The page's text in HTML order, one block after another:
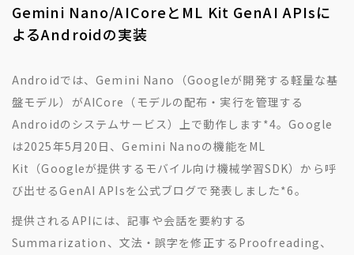
Gemini Nano/AICoreとML Kit GenAI APIsに
よるAndroidの実装
Androidでは、Gemini Nano（Googleが開発する軽量な基
盤モデル）がAICore（モデルの配布・実行を管理する
Androidのシステムサービス）上で動作します*4。Google
は2025年5月20日、Gemini Nanoの機能をML
Kit（Googleが提供するモバイル向け機械学習SDK）から呼
び出せるGenAI APIsを公式ブログで発表しました*6。
提供されるAPIには、記事や会話を要約する
Summarization、文法・誤字を修正するProofreading、